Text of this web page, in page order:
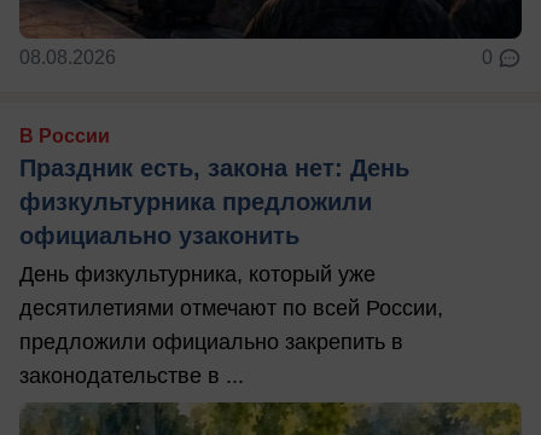
08.08.2026 0
В России
Праздник есть, закона нет: День
физкультурника предложили
официально узаконить
День физкультурника, который уже
десятилетиями отмечают по всей России,
предложили официально закрепить в
законодательстве в ...